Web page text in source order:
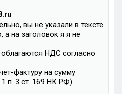
вы не указали в тексте
а на заголовок я я не
НДС согласно
фактуру на сумму
п. 3 ст. 169 НК РФ).